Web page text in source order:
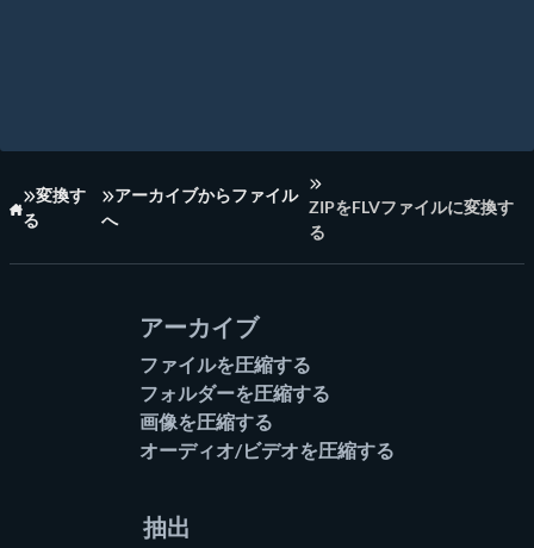
ホーム
変換す
る
アーカイブからファイル
へ
ZIPをFLVファイルに変換す
る
アーカイブ
ファイルを圧縮する
フォルダーを圧縮する
画像を圧縮する
オーディオ/ビデオを圧縮する
抽出